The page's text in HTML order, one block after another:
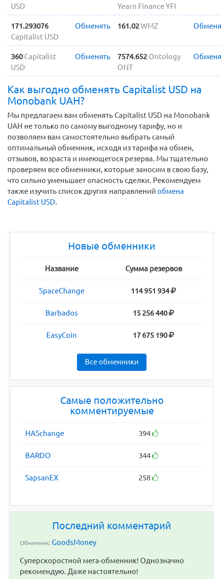
USD
Yearn Finance YFI
171.293076
Capitalist USD
Обменять 161.02WMZ
360 Capitalist
USD
Обменять 7574.652 Ontology
ONT
Как выгодно обменять Capitalist USD на
Monobank UAH?
Мы предлагаем вам обменять Capitalist USD на Monobank
UAH не только по самому выгодному тарифу, но и
позволяем вам самостоятельно выбрать самый
оптимальный обменник, исходя из тарифа на обмен,
отзывов, возраста и имеющегося резерва. Мы тщательно
проверяем все обменники, которые заносим в свою базу,
что сильно уменьшает опасность сделки. Рекомендуем
также изучить список других направлений обмена
Capitalist USD.
Новые обменники
Название Сумма резервов
SpaceChange 114 951 934
Barbados 15 256 440
EasyCoin 17 675 190
Все обменники
Самые положительно
комментируемые
HASchange 394
BARDO 344
SapsanEX 258
Последний комментарий
Обменник: GoodsMoney
Суперскоростной мега-обменник! Однозначно
рекомендую. Даже настоятельно!